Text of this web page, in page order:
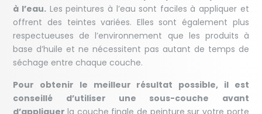
à l’eau. Les peintures à l’eau sont faciles à appliquer et
offrent des teintes variées. Elles sont également plus
respectueuses de l’environnement que les produits à
base d’huile et ne nécessitent pas autant de temps de
séchage entre chaque couche.
Pour obtenir le meilleur résultat possible, il est
conseillé d’utiliser une sous-couche avant